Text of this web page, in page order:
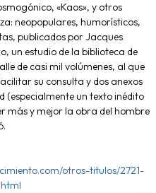
«Kaos», y otros
neopopulares, humorísticos,
publicados por Jacques
un estudio de la biblioteca de
de casi mil volúmenes, al que
su consulta y dos anexos
(especialmente un texto inédito
más y mejor la obra del hombre
otros-titulos/2721-